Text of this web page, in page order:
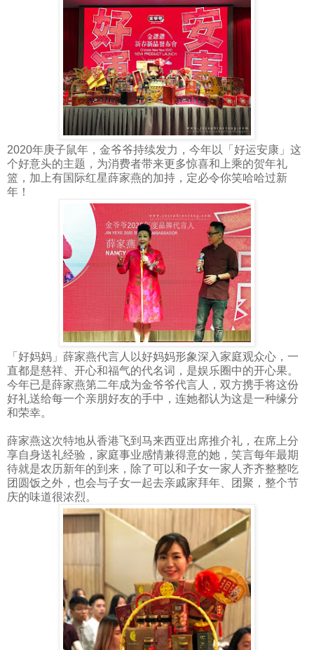
2020年庚子鼠年，金爷爷持续发力，今年以「好运安康」这
个好意头的主题，为消费者带来更多惊喜和上乘的贺年礼
篮，加上有国际红星薛家燕的加持，定必令你笑哈哈过新
年！
「好妈妈」薛家燕代言人以好妈妈形象深入家庭观众心，一
直都是慈祥、开心和福气的代名词，是娱乐圈中的开心果。
今年已是薛家燕第二年成为金爷爷代言人，双方携手将这份
好礼送给每一个亲朋好友的手中，连她都认为这是一种缘分
和荣幸。
薛家燕这次特地从香港飞到马来西亚出席推介礼，在席上分
享自身送礼经验，家庭事业感情兼得意的她，笑言每年最期
待就是农历新年的到来，除了可以和子女一家人齐齐整整吃
团圆饭之外，也会与子女一起去亲戚家拜年、团聚，整个节
庆的味道很浓烈。